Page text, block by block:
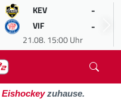
KEV -
VIF -
21.08. 15:00 Uhr
Eishockeyzuhause.